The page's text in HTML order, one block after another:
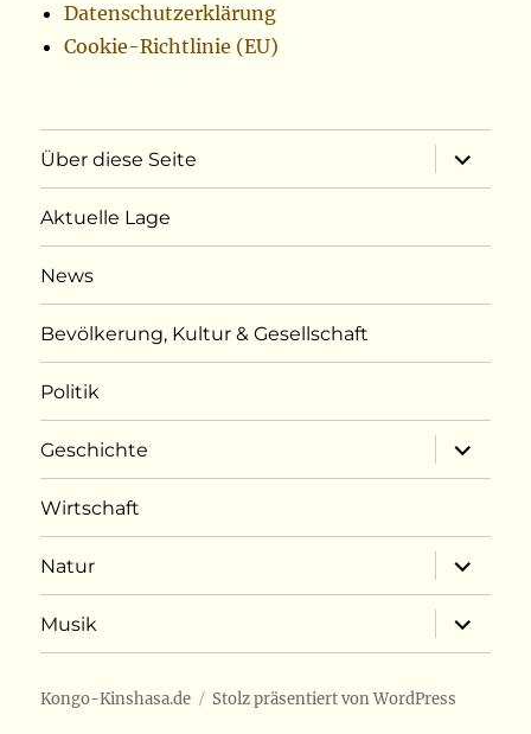
Datenschutzerklärung
Cookie-Richtlinie (EU)
Über diese Seite
öffnen
Aktuelle Lage
News
Bevölkerung, Kultur & Gesellschaft
Politik
Geschichte
öffnen
Wirtschaft
Natur
öffnen
Musik
öffnen
Kongo-Kinshasa.de Stolz präsentiert von WordPress